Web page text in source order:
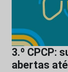
3.º CPCP:
abertas